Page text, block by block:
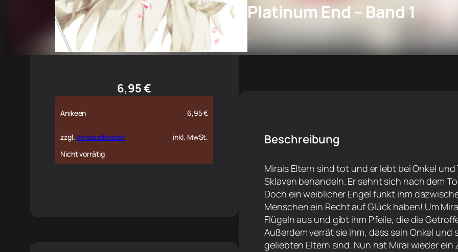
Platinum End – Band 1
–
6,95€
Anikeen 6,95€
zzgl.Versandkosten
inkl. MwSt.
Nicht vorrätig
Beschreibung
Mirais Eltern sind tot und er lebt bei Onkel
Sklaven behandeln. Er sehnt sich nach dem
Doch ein weiblicher Engel funkt ihm
Menschen ein Recht auf Glück haben! Um
Flügeln aus und gibt ihm Pfeile, die die
Außerdem verrät sie ihm, dass sein Onkel und
geliebten Eltern sind. Nun hat Mirai wieder ein